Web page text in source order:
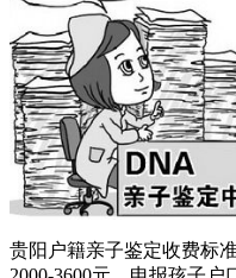
贵阳户籍亲子鉴定收费标